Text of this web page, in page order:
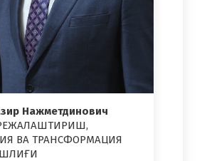
Нажметдинович
ВА ТРАНСФОРМАЦИЯ